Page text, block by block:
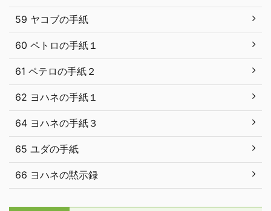
59 ヤコブの手紙
60 ペトロの手紙１
61 ペテロの手紙２
62 ヨハネの手紙１
64 ヨハネの手紙３
65 ユダの手紙
66 ヨハネの黙示録